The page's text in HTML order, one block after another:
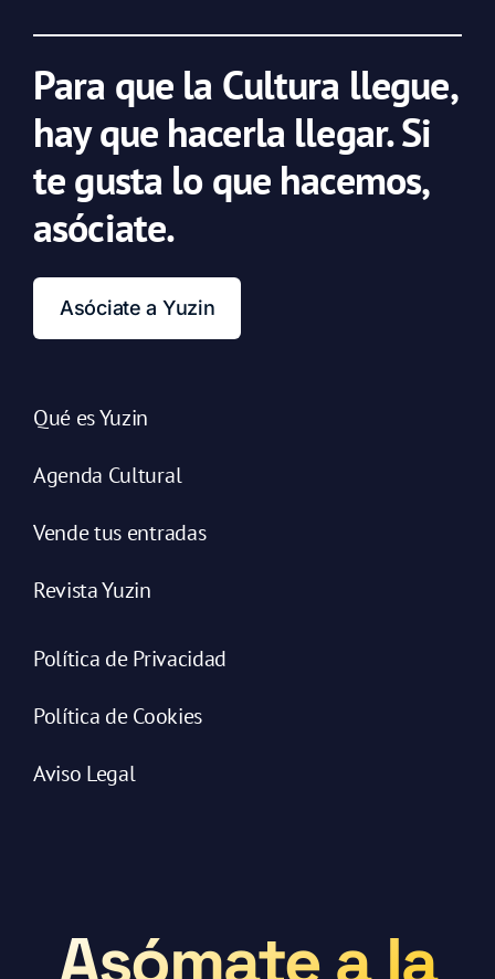
Para que la Cultura llegue,
hay que hacerla llegar. Si
te gusta lo que hacemos,
asóciate.
Asóciate a Yuzin
Qué es Yuzin
Agenda Cultural
Vende tus entradas
Revista Yuzin
Política de Privacidad
Política de Cookies
Aviso Legal